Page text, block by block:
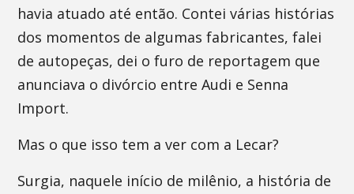
havia atuado até então. Contei várias histórias
dos momentos de algumas fabricantes, falei
de autopeças, dei o furo de reportagem que
anunciava o divórcio entre Audi e Senna
Import.
Mas o que isso tem a ver com a Lecar?
Surgia, naquele início de milênio, a história de